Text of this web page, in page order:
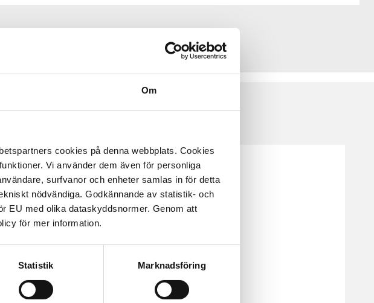
Om
cookies på denna webbplats. Cookies
Vi använder dem även för personliga
surfvanor och enheter samlas in för detta
nödvändiga. Godkännande av statistik- och
EU med olika dataskyddsnormer. Genom att
för mer information.
Statistik Marknadsföring